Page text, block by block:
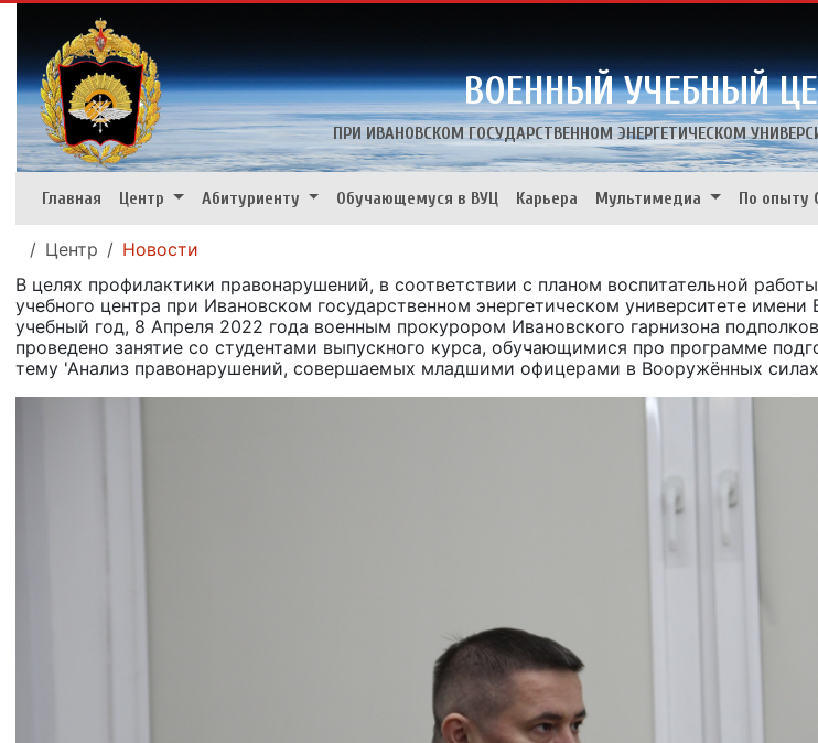
ВОЕННЫЙ УЧЕБНЫЙ
ПРИ ИВАНОВСКОМ ГОСУДАРСТВЕННОМ ЭНЕРГЕТИЧЕСКОМ
Главная (Текущая)
Центр Абитуриенту Обучающемуся в ВУЦ Карьера Мультимедиа По опыту
Центр
Новости
В целях профилактики правонарушений, в соответствии с планом воспитательной
учебного центра при Ивановском государственном энергетическом университете
учебный год, 8 Апреля 2022 года военным прокурором Ивановского гарнизона
проведено занятие со студентами выпускного курса, обучающимися про программе
тему 'Анализ правонарушений, совершаемых младшими офицерами в Вооружённых